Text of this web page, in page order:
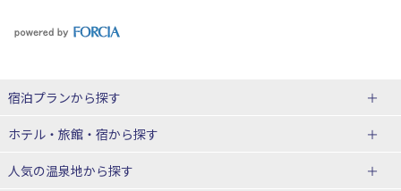
宿泊プランから探す
北海道
東北
ホテル・旅館・宿から探す
北海道ホテル・旅館
人気の温泉地から探す